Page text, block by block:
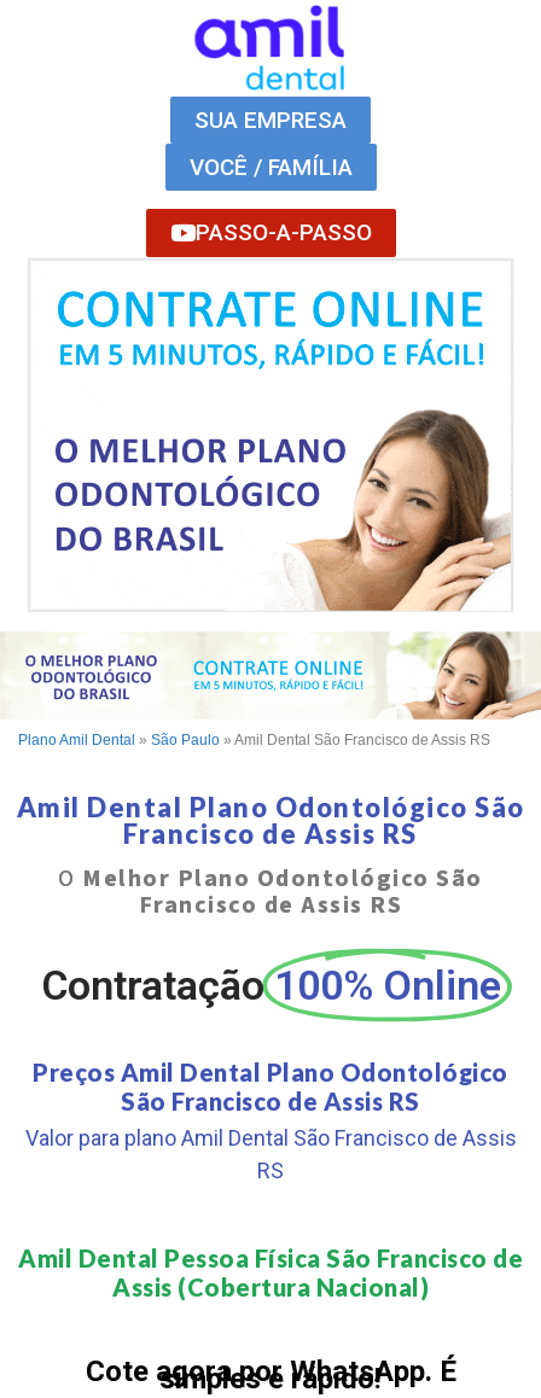
SUA EMPRESA
VOCÊ / FAMÍLIA
PASSO-A-PASSO
Plano Amil Dental » São Paulo » Amil Dental São Francisco de Assis RS
Amil Dental Plano Odontológico São
Francisco de Assis RS
O Melhor Plano Odontológico São
Francisco de Assis RS
Contratação 100% Online
Preços Amil Dental Plano Odontológico
São Francisco de Assis RS
Valor para plano Amil Dental São Francisco de Assis
RS
Amil Dental Pessoa Física São Francisco de
Assis (Cobertura Nacional)​
Cote agora por WhatsApp. É
simples e rápido!